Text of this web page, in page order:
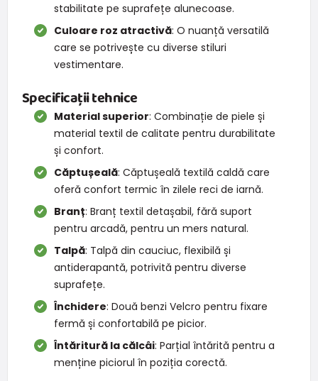
stabilitate pe suprafețe alunecoase.
Culoare roz atractivă: O nuanță versatilă
care se potrivește cu diverse stiluri
vestimentare.
Specificații tehnice
Material superior: Combinație de piele și
material textil de calitate pentru durabilitate
și confort.
Căptușeală: Căptușeală textilă caldă care
oferă confort termic în zilele reci de iarnă.
Branț: Branț textil detașabil, fără suport
pentru arcadă, pentru un mers natural.
Talpă: Talpă din cauciuc, flexibilă și
antiderapantă, potrivită pentru diverse
suprafețe.
Închidere: Două benzi Velcro pentru fixare
fermă și confortabilă pe picior.
Întăritură la călcâi: Parțial întărită pentru a
menține piciorul în poziția corectă.